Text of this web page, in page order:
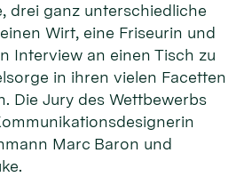
drei ganz unterschiedliche
Wirt, eine Friseurin und
Interview an einen Tisch zu
in ihren vielen Facetten
Die Jury des Wettbewerbs
Marc Baron und